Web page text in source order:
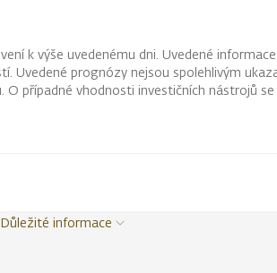
k výše uvedenému dni. Uvedené
Uvedené prognózy nejsou spolehlivým
případné vhodnosti investičních nástrojů
Důležité informace